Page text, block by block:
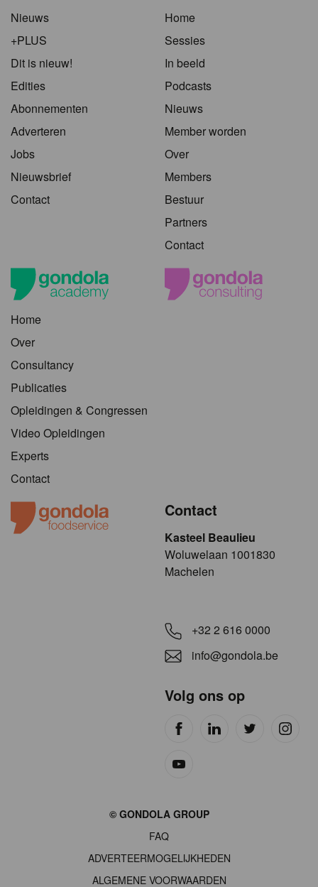
Nieuws
+PLUS
Dit is nieuw!
Edities
Abonnementen
Adverteren
Jobs
Nieuwsbrief
Contact
Home
Sessies
In beeld
Podcasts
Nieuws
Member worden
Over
Members
Bestuur
Partners
Contact
Home
Over
Consultancy
Publicaties
Opleidingen & Congressen
Video Opleidingen
Experts
Contact
Contact
Kasteel Beaulieu
​​​Woluwelaan 1001830
Machelen
+32 2 616 0000
info@gondola.be
Volg ons op
© GONDOLA GROUP
FAQ
ADVERTEERMOGELIJKHEDEN
ALGEMENE VOORWAARDEN